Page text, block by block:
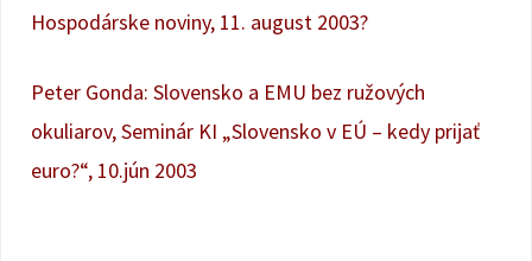
Hospodárske noviny, 11. august 2003?
Peter Gonda: Slovensko a EMU bez ružových
okuliarov, Seminár KI „Slovensko v EÚ – kedy prijať
euro?“, 10.jún 2003